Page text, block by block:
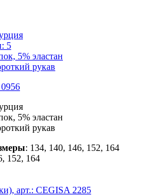
5
5% эластан
рукав
5% эластан
рукав
: 134, 140, 146, 152, 164
152, 164